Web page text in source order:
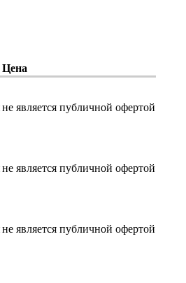
Цена
не является публичной офертой
не является публичной офертой
не является публичной офертой